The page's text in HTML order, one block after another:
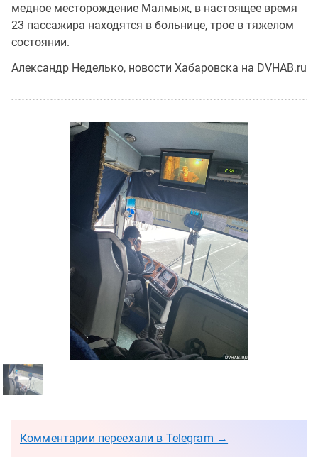
медное месторождение Малмыж, в настоящее время
23 пассажира находятся в больнице, трое в тяжелом
состоянии.
Александр Неделько, новости Хабаровска на DVHAB.ru
Комментарии переехали в Telegram →